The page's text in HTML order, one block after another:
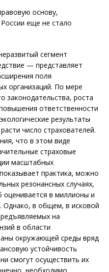
основу,
еще не стало
сегмент
— представляет
поля
организаций. По мере
законодательства, роста
ответственности
результаты
число страхователей.
что в этом виде
страховые
масштабных
практика, можно
резонансных случаях,
оценивается в миллионы и
Однако, в общем, в исковой
на
в области
окружающей среды вряд
устойчивость
смогут осуществить их